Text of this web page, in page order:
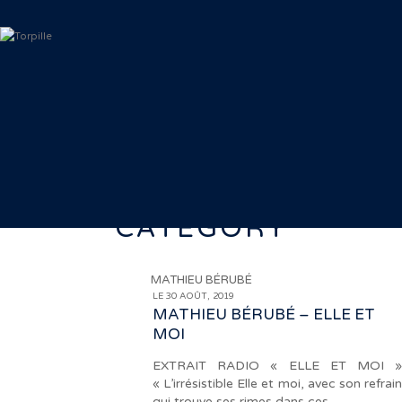
CATEGORY
MATHIEU BÉRUBÉ
LE 30 AOÛT, 2019
MATHIEU BÉRUBÉ – ELLE ET
MOI
EXTRAIT RADIO « ELLE ET MOI »
« L’irrésistible Elle et moi, avec son refrain